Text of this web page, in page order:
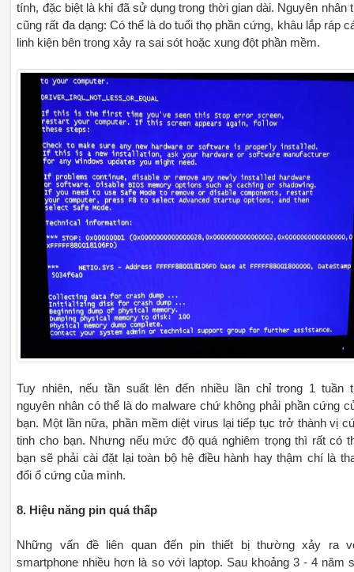
tính, đặc biệt là khi đã sử dụng trong thời gian dài. Nguyên nhân
cũng rất đa dạng: Có thể là do tuổi thọ phần cứng, khâu lắp ráp
linh kiện bên trong xảy ra sai sót hoặc xung đột phần mềm.
Tuy nhiên, nếu tần suất lên đến nhiều lần chỉ trong 1 tuần
nguyên nhân có thể là do malware chứ không phải phần cứng
bạn. Một lần nữa, phần mềm diệt virus lại tiếp tục trở thành vị
tinh cho bạn. Nhưng nếu mức độ quá nghiêm trọng thì rất có
bạn sẽ phải cài đặt lại toàn bộ hệ điều hành hay thậm chí là
đổi ổ cứng của mình.
8. Hiệu năng pin quá thấp
Những vấn đề liên quan đến pin thiết bị thường xảy ra
smartphone nhiều hơn là so với laptop. Sau khoảng 3 - 4 năm